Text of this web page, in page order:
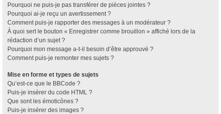
Pourquoi ne puis-je pas transférer de pièces jointes ?
Pourquoi ai-je reçu un avertissement ?
Comment puis-je rapporter des messages à un modérateur ?
À quoi sert le bouton « Enregistrer comme brouillon » affiché lors de la
rédaction d’un sujet ?
Pourquoi mon message a-t-il besoin d’être approuvé ?
Comment puis-je remonter mes sujets ?
Mise en forme et types de sujets
Qu’est-ce que le BBCode ?
Puis-je insérer du code HTML ?
Que sont les émoticônes ?
Puis-je insérer des images ?